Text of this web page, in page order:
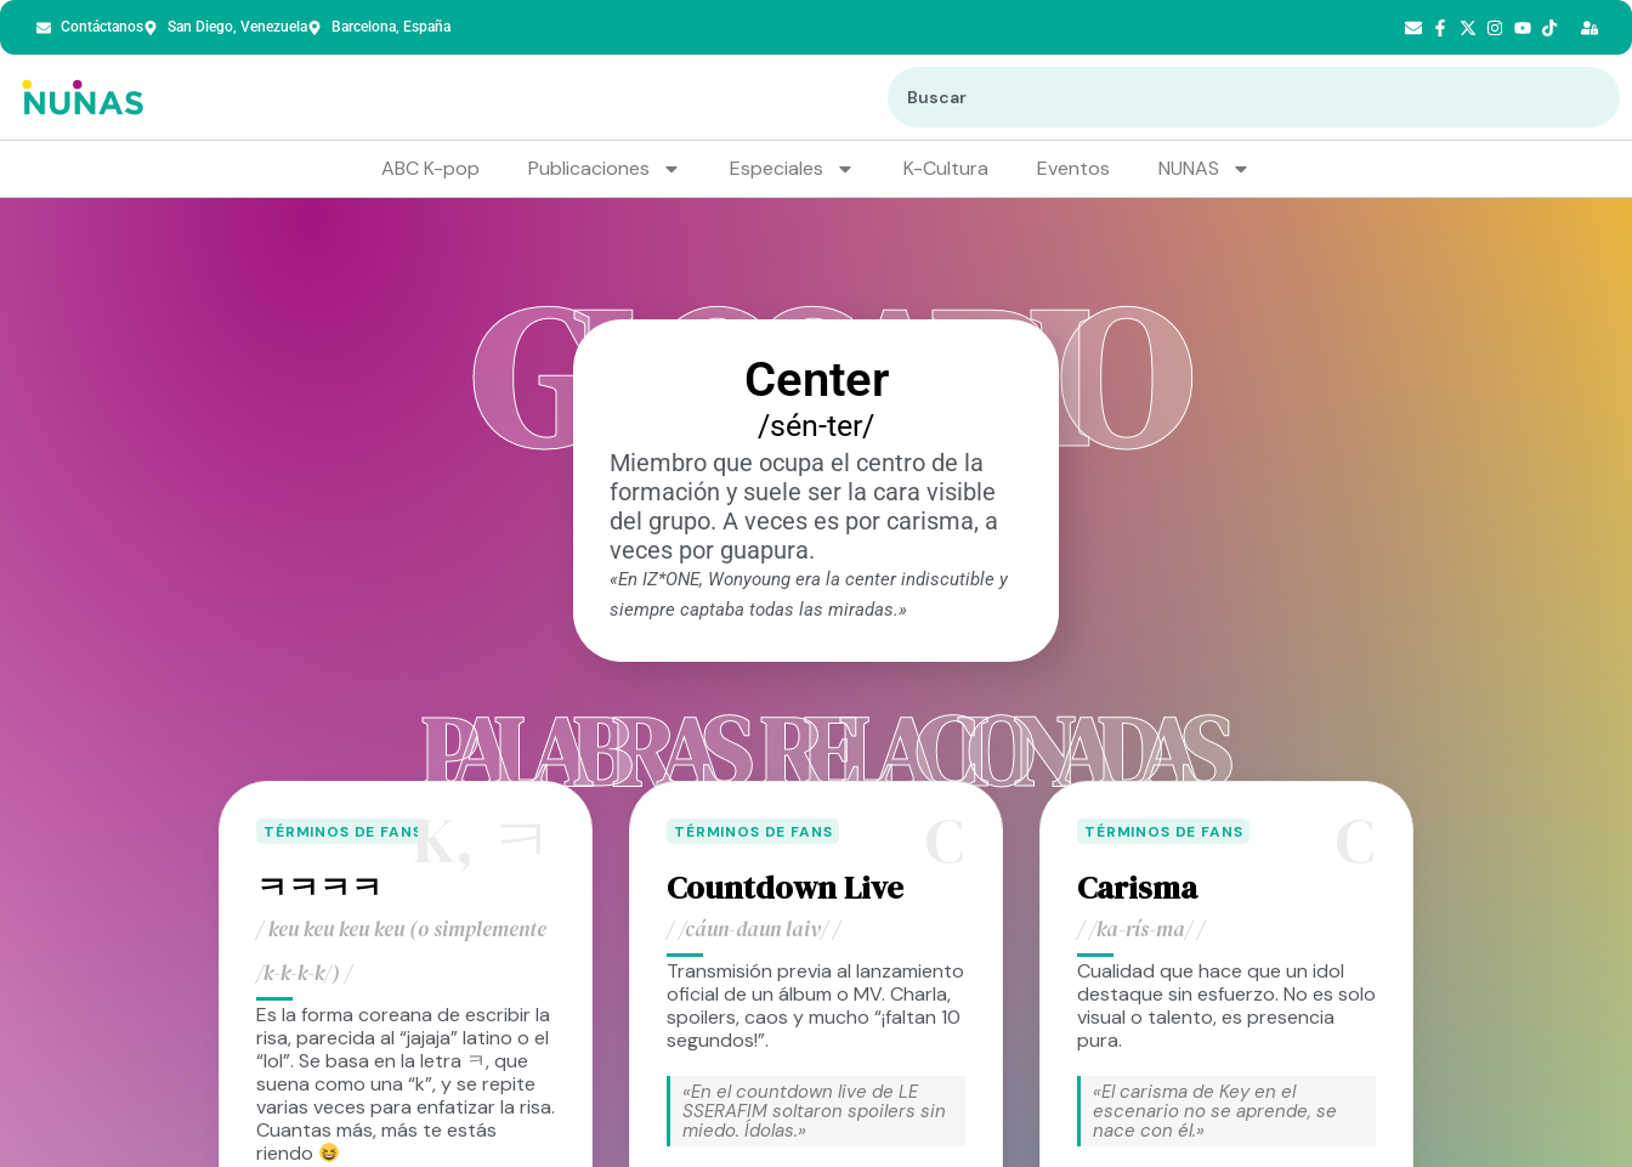
Contáctanos San Diego, Venezuela Barcelona, España
ABC K-pop Publicaciones Especiales K-Cultura Eventos NUNAS
GLOSARIO
Center
/sén-ter/
Miembro que ocupa el centro de la
formación y suele ser la cara visible
del grupo. A veces es por carisma, a
veces por guapura.
«En IZ*ONE, Wonyoung era la center indiscutible y
siempre captaba todas las miradas.»
PALABRAS RELACIONADAS
K
TÉRMINOS DE FANS
ㅋㅋㅋㅋ
/ keu keu keu keu (o simplemente
/k-k-k-k/) /
Es la forma coreana de escribir la
risa, parecida al “jajaja” latino o el
“lol”. Se basa en la letra ㅋ, que
suena como una “k”, y se repite
varias veces para enfatizar la risa.
Cuantas más, más te estás
riendo
TÉRMINOS DE FANS
Countdown Live
/ /cáun-daun laiv/ /
Transmisión previa al lanzamiento
oficial de un álbum o MV. Charla,
spoilers, caos y mucho “¡faltan 10
segundos!”.
«En el countdown live de LE
SSERAFIM soltaron spoilers sin
miedo. Ídolas.»
TÉRMINOS DE FANS
Carisma
/ /ka-rís-ma/ /
Cualidad que hace que un idol
destaque sin esfuerzo. No es solo
visual o talento, es presencia
pura.
«El carisma de Key en el
escenario no se aprende, se
nace con él.»